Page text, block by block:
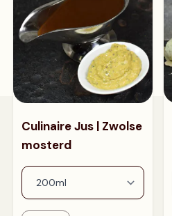
Culinaire Jus | Zwolse
mosterd